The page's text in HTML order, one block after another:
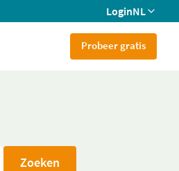
LoginNL
Probeer gratis
Zoeken